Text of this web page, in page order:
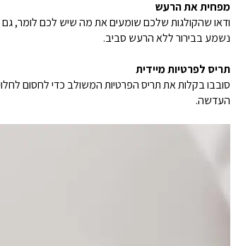
מפחית את הרעש
ודאו שהקולגות שלכם שומעים את מה שיש לכם לומר,
נשמע בבירור ללא הרעש סביב.
תריס לפרטיות מיידית
סובבו בקלות את תריס הפרטיות המשולב כדי לחסום
העדשה.